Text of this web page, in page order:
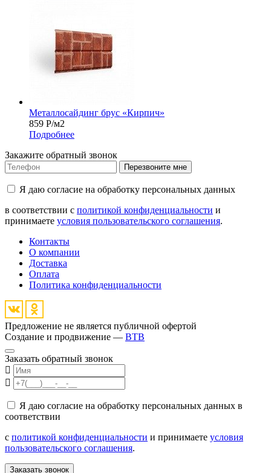
Металлосайдинг брус «Кирпич»
859 Р/м2
Подробнее
Закажите обратный звонок
Перезвоните мне
Я даю согласие на обработку персональных данных
в соответствии с политикой конфиденциальности и
принимаете условия пользовательского соглашения.
Контакты
О компании
Доставка
Оплата
Политика конфиденциальности
Предложение не является публичной офертой
Создание и продвижение — BTB
Заказать обратный звонок
Я даю согласие на обработку персональных данных в
соответствии
с политикой конфиденциальности и принимаете условия
пользовательского соглашения.
Заказать звонок